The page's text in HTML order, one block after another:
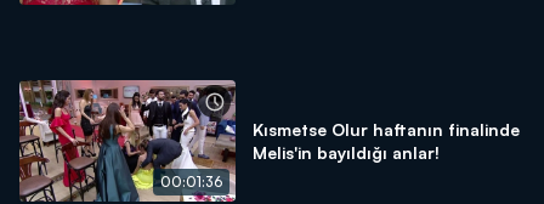
00:01:36
Kısmetse Olur haftanın finalinde
Melis'in bayıldığı anlar!